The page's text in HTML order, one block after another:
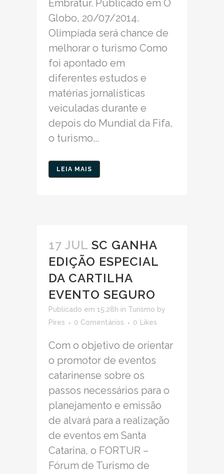
Embratur. Publicado em O
Globo, 20/07/2014.
Olimpíada será chance de
melhorar o turismo Como
foi apontado em
diferentes estudos e
matérias jornalísticas
veiculadas durante e
depois do Mundial da Fifa,
o turismo...
LEIA MAIS
17 JUL SC GANHA
EDIÇÃO ESPECIAL
DA CARTILHA
EVENTO SEGURO
Publicado em 15:28h in Turismo by
Pires
0 Comentários 0 Likes
Com o objetivo de orientar
o promotor de eventos
catarinense sobre os
passos necessários para o
planejamento e emissão
de alvará para a realização
de eventos em Santa
Catarina, o FORTUR –
Fórum de Turismo de